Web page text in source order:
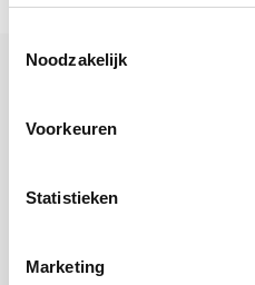
Noodzakelijk
Voorkeuren
Statistieken
Marketing
Laat een reactie achter
Naam